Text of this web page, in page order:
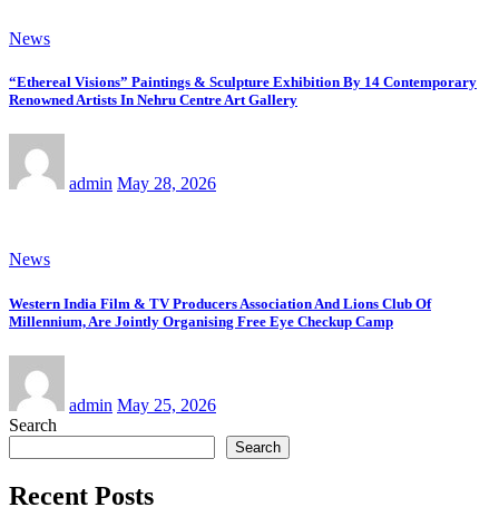
News
“Ethereal Visions” Paintings & Sculpture Exhibition By 14 Contemporary
Renowned Artists In Nehru Centre Art Gallery
admin May 28, 2026
News
Western India Film & TV Producers Association And Lions Club Of
Millennium, Are Jointly Organising Free Eye Checkup Camp
admin May 25, 2026
Search
Search
Recent Posts